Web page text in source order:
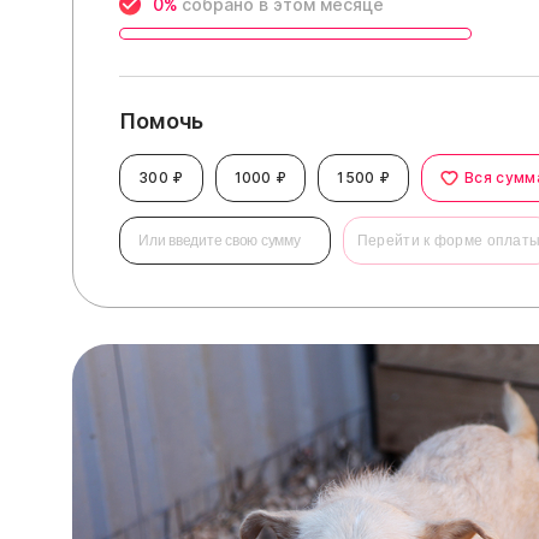
Помочь
300 ₽ 1000 ₽ 1500 ₽ Вся
Перейти к форме оплаты